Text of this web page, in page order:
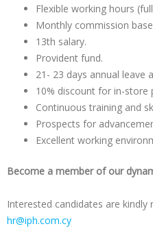
Flexible working hours
Monthly commission
13th salary.
Provident fund.
21- 23 days annual leave
10% discount for in-store
Continuous training and
Prospects for
Excellent working
Become a member of our
Interested candidates are
hr@iph.com.cy